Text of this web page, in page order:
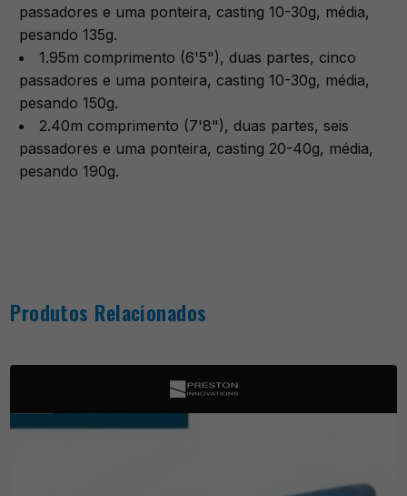
passadores e uma ponteira, casting 10-30g, média,
pesando 135g.
1.95m comprimento (6'5"), duas partes, cinco
passadores e uma ponteira, casting 10-30g, média,
pesando 150g.
2.40m comprimento (7'8"), duas partes, seis
passadores e uma ponteira, casting 20-40g, média,
pesando 190g.
Produtos Relacionados